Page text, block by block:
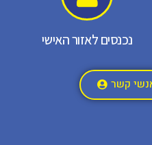
נכנסים לאזור האישי
קשר